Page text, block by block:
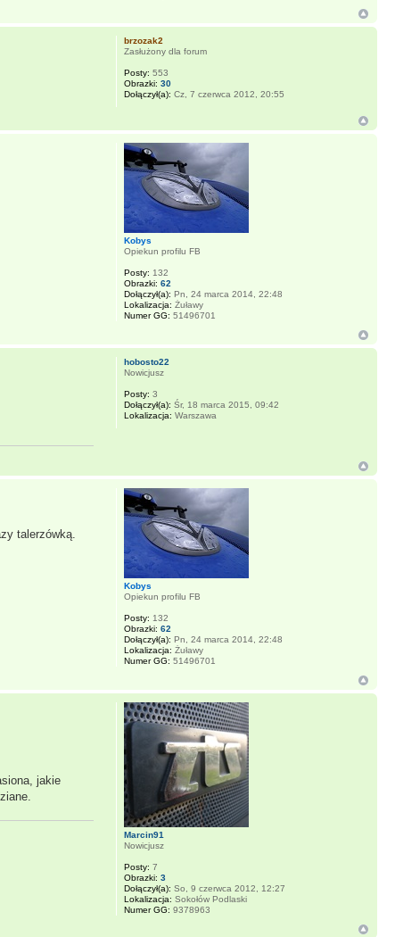
brzozak2
Zasłużony dla forum
Posty: 553
Obrazki: 30
Dołączył(a): Cz, 7 czerwca 2012, 20:55
Kobys
Opiekun profilu FB
Posty: 132
Obrazki: 62
Dołączył(a): Pn, 24 marca 2014, 22:48
Lokalizacja: Żuławy
Numer GG: 51496701
hobosto22
Nowicjusz
Posty: 3
Dołączył(a): Śr, 18 marca 2015, 09:42
Lokalizacja: Warszawa
talerzówką.
Kobys
Opiekun profilu FB
Posty: 132
Obrazki: 62
Dołączył(a): Pn, 24 marca 2014, 22:48
Lokalizacja: Żuławy
Numer GG: 51496701
jakie
Marcin91
Nowicjusz
Posty: 7
Obrazki: 3
Dołączył(a): So, 9 czerwca 2012, 12:27
Lokalizacja: Sokołów Podlaski
Numer GG: 9378963